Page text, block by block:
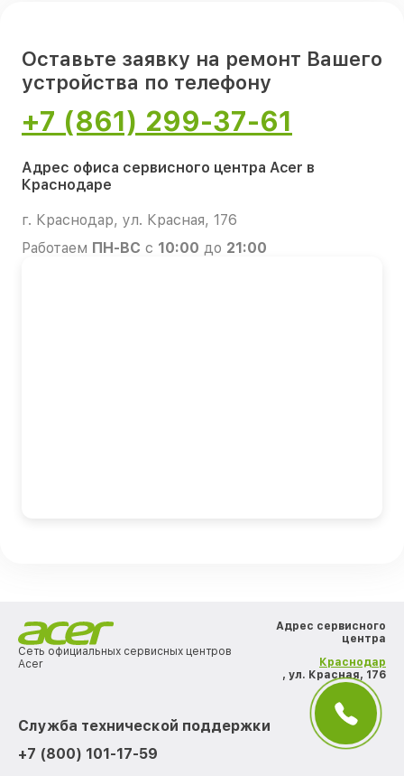
Оставьте заявку на ремонт Вашего
устройства по телефону
+7 (861) 299-37-61
Адрес офиса сервисного центра Acer в
Краснодаре
г. Краснодар, ул. Красная, 176
Работаем ПН-ВС с 10:00 до 21:00
Сеть официальных сервисных центров
Acer
Адрес сервисного
центра
Краснодар
, ул. Красная, 176
Служба технической поддержки
+7 (800) 101-17-59